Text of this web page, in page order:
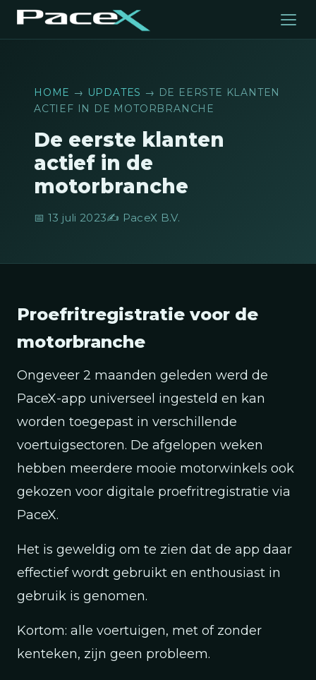
HOME → UPDATES → DE EERSTE KLANTEN
ACTIEF IN DE MOTORBRANCHE
De eerste klanten
actief in de
motorbranche
📅 13 juli 2023✍️ PaceX B.V.
Proefritregistratie voor de
motorbranche
Ongeveer 2 maanden geleden werd de
PaceX-app universeel ingesteld en kan
worden toegepast in verschillende
voertuigsectoren. De afgelopen weken
hebben meerdere mooie motorwinkels ook
gekozen voor digitale proefritregistratie via
PaceX.
Het is geweldig om te zien dat de app daar
effectief wordt gebruikt en enthousiast in
gebruik is genomen.
Kortom: alle voertuigen, met of zonder
kenteken, zijn geen probleem.